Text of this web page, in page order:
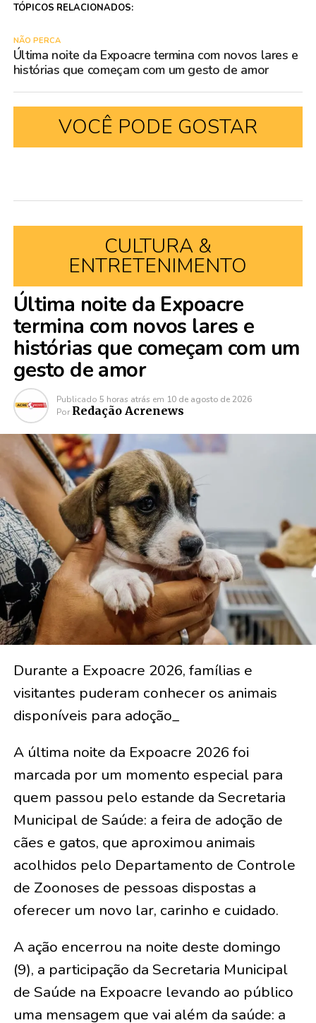
TÓPICOS RELACIONADOS:
NÃO PERCA
Última noite da Expoacre termina com novos lares e
histórias que começam com um gesto de amor
VOCÊ PODE GOSTAR
CULTURA &
ENTRETENIMENTO
Última noite da Expoacre
termina com novos lares e
histórias que começam com um
gesto de amor
Publicado 5 horas atrás em 10 de agosto de 2026
Por Redação Acrenews
Durante a Expoacre 2026, famílias e
visitantes puderam conhecer os animais
disponíveis para adoção_
A última noite da Expoacre 2026 foi
marcada por um momento especial para
quem passou pelo estande da Secretaria
Municipal de Saúde: a feira de adoção de
cães e gatos, que aproximou animais
acolhidos pelo Departamento de Controle
de Zoonoses de pessoas dispostas a
oferecer um novo lar, carinho e cuidado.
A ação encerrou na noite deste domingo
(9), a participação da Secretaria Municipal
de Saúde na Expoacre levando ao público
uma mensagem que vai além da saúde: a